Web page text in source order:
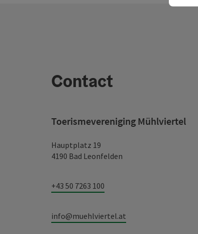
Contact
Toerismevereniging Mühlviertel
Hauptplatz 19
4190 Bad Leonfelden
+43 50 7263 100
info@muehlviertel.at